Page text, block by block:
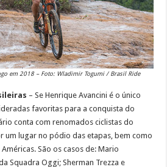
em 2018 – Foto: Wladimir Togumi / Brasil Ride
– Se Henrique Avancini é o único
favoritas para a conquista do
conta com renomados ciclistas do
um lugar no pódio das etapas, bem como
São os casos de: Mario
Squadra Oggi; Sherman Trezza e